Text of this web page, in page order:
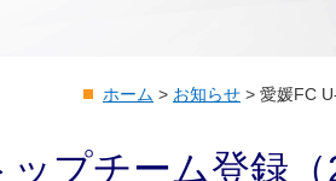
ホーム > お知らせ > 愛媛FC
プチーム登録（